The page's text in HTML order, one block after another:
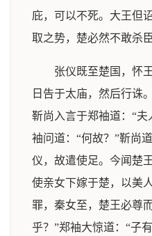
庇，可以不死。大王但
取之势，楚必然不敢杀
张仪既至楚国，怀
日告于太庙，然后行诛
靳尚入言于郑袖道：“
袖问道：“何故？”靳尚
仪，故遣使足。今闻楚
使亲女下嫁于楚，以美
罪，秦女至，楚王必尊
乎？”郑袖大惊道：“子